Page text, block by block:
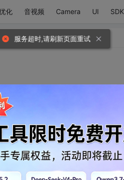
化 音视频 Camera UI SDK
" +